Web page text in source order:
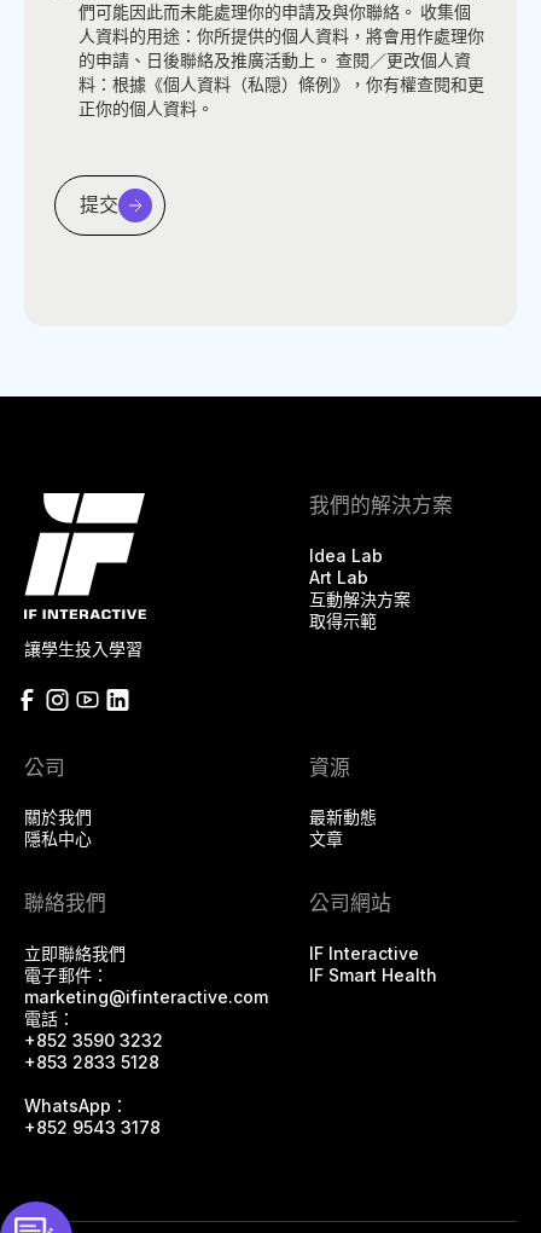
們可能因此而未能處理你的申請及與你聯絡。 收集個
人資料的用途：你所提供的個人資料，將會用作處理你
的申請、日後聯絡及推廣活動上。 查閱／更改個人資
料：根據《個人資料（私隠）條例》，你有權查閱和更
正你的個人資料。
提交
讓學生投入學習
我們的解決方案
Idea Lab
Art Lab
互動解決方案
取得示範
公司
關於我們
隱私中心
資源
最新動態
文章
聯絡我們
立即聯絡我們
電子郵件：
marketing@ifinteractive.com
電話：
+852 3590 3232
+853 2833 5128
WhatsApp：
+852 9543 3178
公司網站
IF Interactive
IF Smart Health